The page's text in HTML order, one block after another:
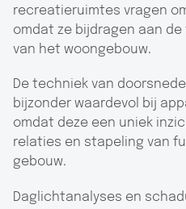
recreatieruimtes vragen
omdat ze bijdragen aan
van het woongebouw.
De techniek van
bijzonder waardevol bij
omdat deze een uniek
relaties en stapeling van
gebouw.
Daglichtanalyses en